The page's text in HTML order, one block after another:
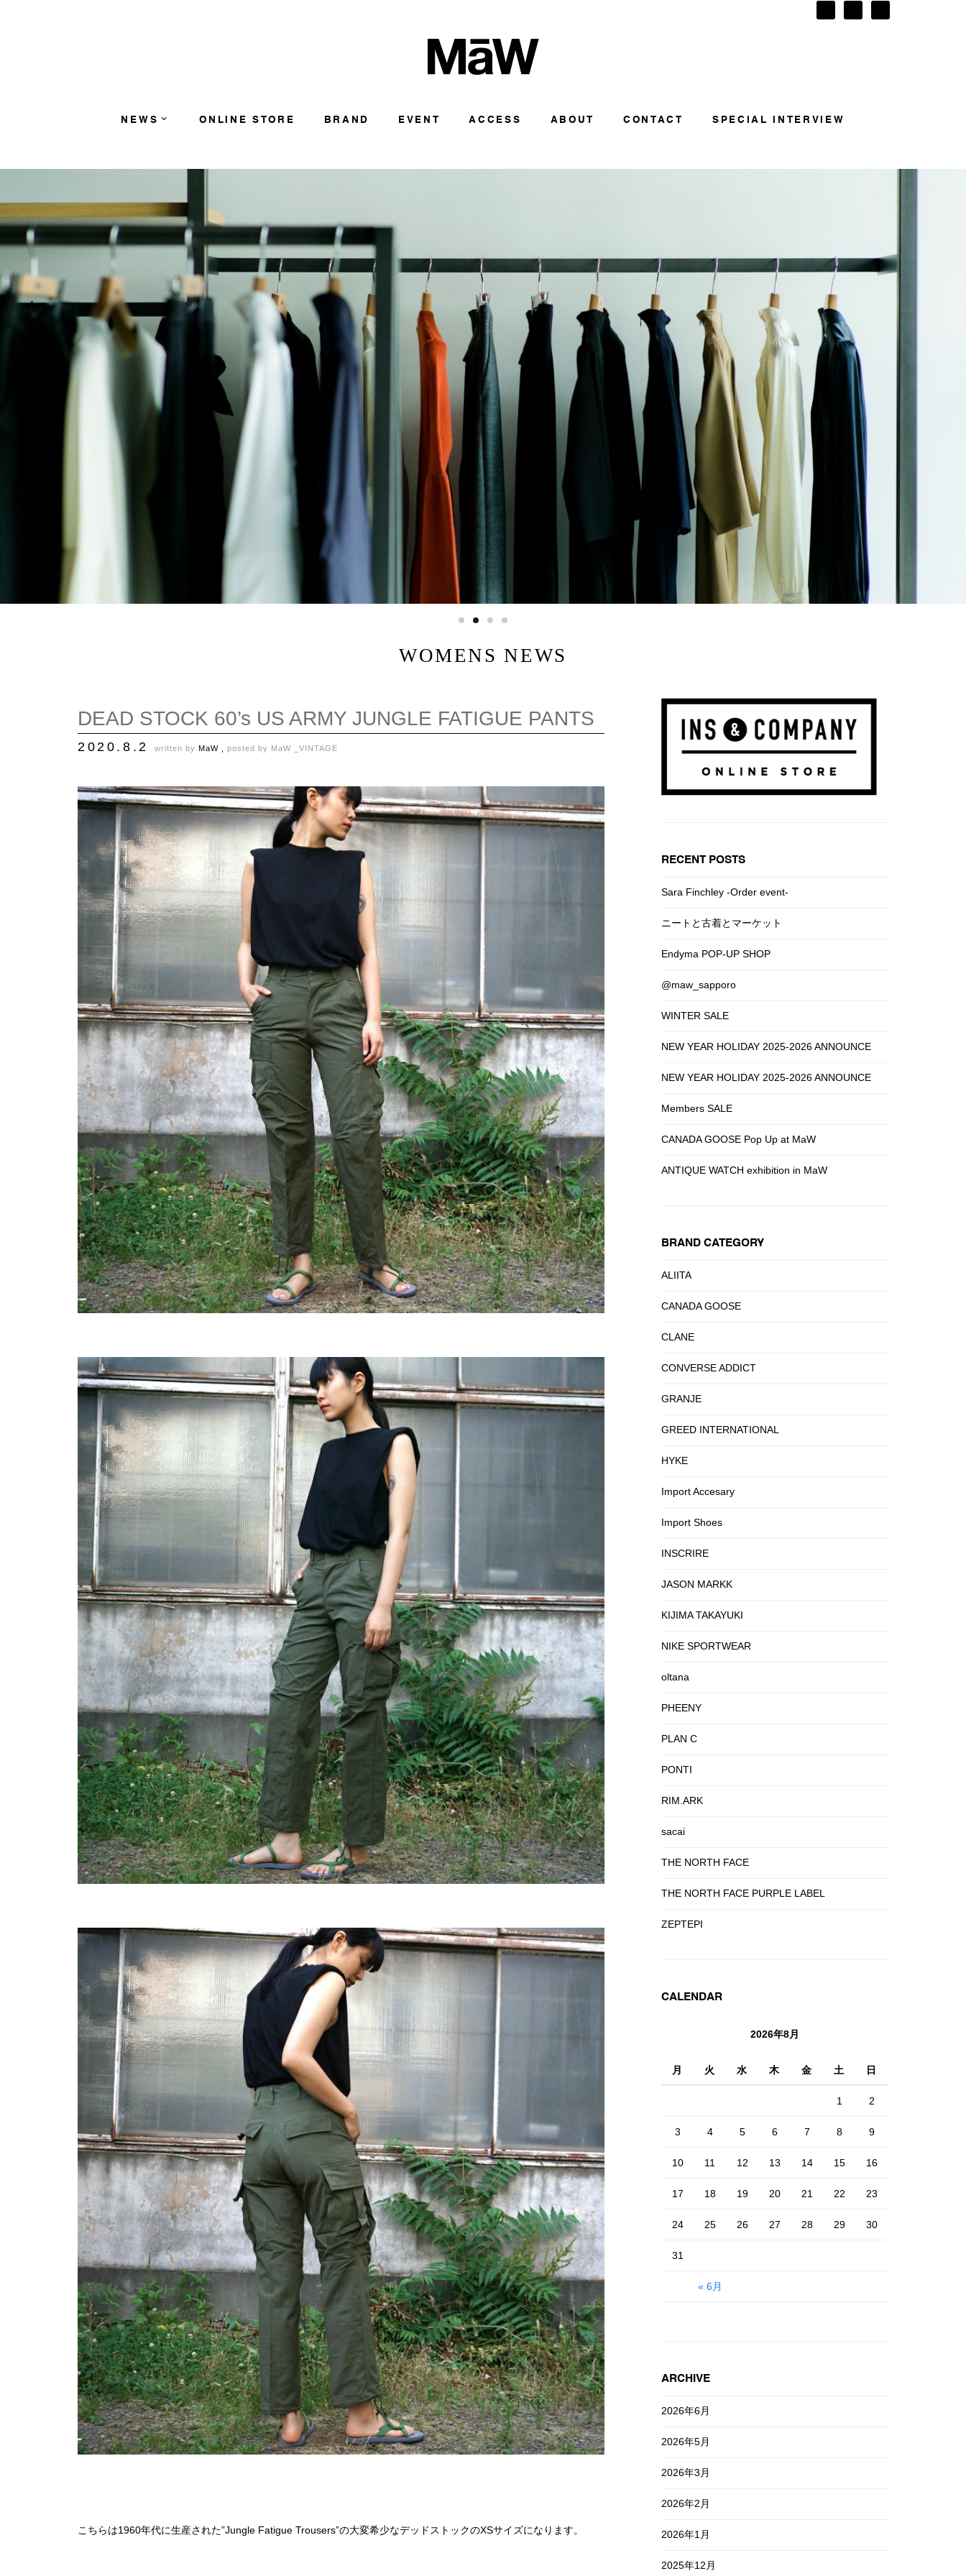
NEWS ONLINE STORE BRAND EVENT ACCESS ABOUT CONTACT SPECIAL INTERVIEW
WOMENS NEWS
DEAD STOCK 60’s US ARMY JUNGLE FATIGUE PANTS
2020.8.2written byMaW ,posted by MaW _VINTAGE
こちらは1960年代に生産された”Jungle Fatigue Trousers”の大変希少なデッドストックのXSサイズになります。
RECENT POSTS
Sara Finchley -Order event-
ニートと古着とマーケット
Endyma POP-UP SHOP
@maw_sapporo
WINTER SALE
NEW YEAR HOLIDAY 2025-2026 ANNOUNCE
NEW YEAR HOLIDAY 2025-2026 ANNOUNCE
Members SALE
CANADA GOOSE Pop Up at MaW
ANTIQUE WATCH exhibition in MaW
BRAND CATEGORY
ALIITA
CANADA GOOSE
CLANE
CONVERSE ADDICT
GRANJE
GREED INTERNATIONAL
HYKE
Import Accesary
Import Shoes
INSCRIRE
JASON MARKK
KIJIMA TAKAYUKI
NIKE SPORTWEAR
oltana
PHEENY
PLAN C
PONTI
RIM.ARK
sacai
THE NORTH FACE
THE NORTH FACE PURPLE LABEL
ZEPTEPI
CALENDAR
2026年8月
月 火 水 木 金 土 日
« 6月
1 2
3 4 5 6 7 8 9
10 11 12 13 14 15 16
17 18 19 20 21 22 23
24 25 26 27 28 29 30
31
ARCHIVE
2026年6月
2026年5月
2026年3月
2026年2月
2026年1月
2025年12月